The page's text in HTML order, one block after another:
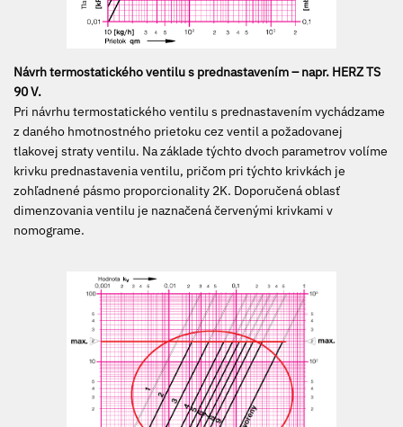
Návrh termostatického ventilu s prednastavením – napr. HERZ TS
90 V.
Pri návrhu termostatického ventilu s prednastavením vychádzame
z daného hmotnostného prietoku cez ventil a požadovanej
tlakovej straty ventilu. Na základe týchto dvoch parametrov volíme
krivku prednastavenia ventilu, pričom pri týchto krivkách je
zohľadnené pásmo proporcionality 2K. Doporučená oblasť
dimenzovania ventilu je naznačená červenými krivkami v
nomograme.